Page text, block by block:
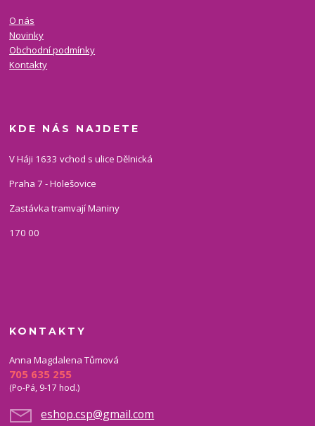
O nás
Novinky
Obchodní podmínky
Kontakty
KDE NÁS NAJDETE
V Háji 1633 vchod s ulice Dělnická
Praha 7 - Holešovice
Zastávka tramvají Maniny
170 00
KONTAKTY
Anna Magdalena Tůmová
705 635 255
(Po-Pá, 9-17 hod.)
eshop.csp@gmail.com